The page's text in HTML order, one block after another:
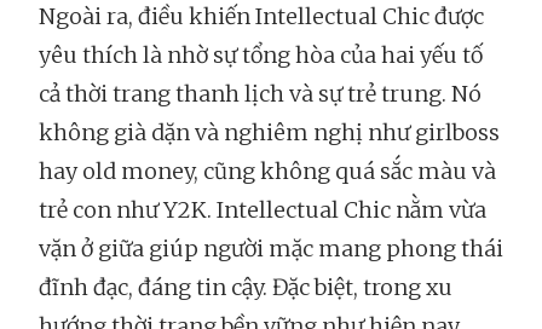
Ngoài ra, điều khiến Intellectual Chic được
yêu thích là nhờ sự tổng hòa của hai yếu tố
cả thời trang thanh lịch và sự trẻ trung. Nó
không già dặn và nghiêm nghị như girlboss
hay old money, cũng không quá sắc màu và
trẻ con như Y2K. Intellectual Chic nằm vừa
vặn ở giữa giúp người mặc mang phong thái
đĩnh đạc, đáng tin cậy. Đặc biệt, trong xu